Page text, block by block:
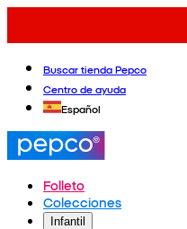
Buscar tienda Pepco
Centro de ayuda
Español
Folleto
Colecciones
Infantil